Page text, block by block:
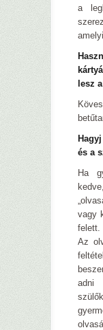
a
lesz
és a
Ha
vagy
felett.
Az
adni